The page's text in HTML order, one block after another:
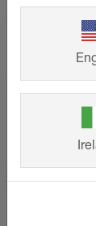
Fra
dig